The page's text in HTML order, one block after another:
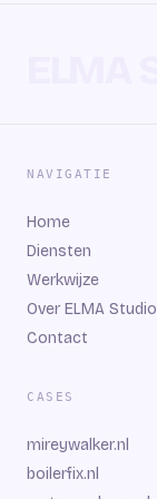
NAVIGATIE
Home
Diensten
Werkwijze
Over ELMA Studio
Contact
CASES
mireywalker.nl
boilerfix.nl